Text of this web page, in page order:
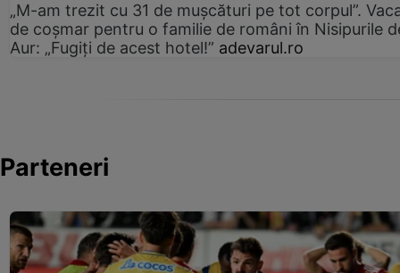
„M-am trezit cu 31 de mușcături pe tot corpul”.
de coșmar pentru o familie de români în Nisipurile
Aur: „Fugiți de acest hotel!” adevarul.ro
Parteneri